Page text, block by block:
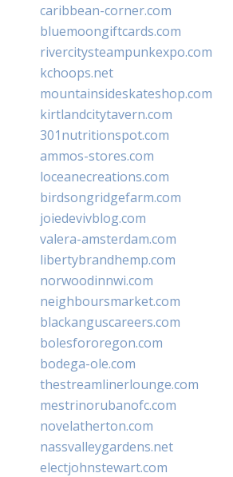
caribbean-corner.com
bluemoongiftcards.com
rivercitysteampunkexpo.com
kchoops.net
mountainsideskateshop.com
kirtlandcitytavern.com
301nutritionspot.com
ammos-stores.com
loceanecreations.com
birdsongridgefarm.com
joiedevivblog.com
valera-amsterdam.com
libertybrandhemp.com
norwoodinnwi.com
neighboursmarket.com
blackanguscareers.com
bolesfororegon.com
bodega-ole.com
thestreamlinerlounge.com
mestrinorubanofc.com
novelatherton.com
nassvalleygardens.net
electjohnstewart.com